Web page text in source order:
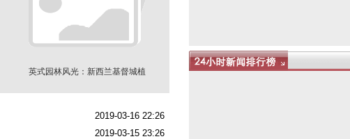
英式园林风光：新西兰基督城植
2019-03-16 22:26
2019-03-15 23:26